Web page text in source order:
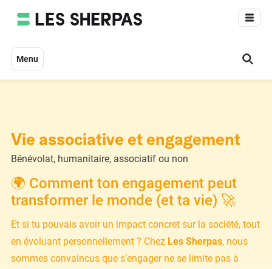
Menu
Vie associative et engagement
Bénévolat, humanitaire, associatif ou non
🌍 Comment ton engagement peut
transformer le monde (et ta vie) 🚀
Et si tu pouvais avoir un impact concret sur la société, tout
en évoluant personnellement ? Chez Les Sherpas, nous
sommes convaincus que s’engager ne se limite pas à